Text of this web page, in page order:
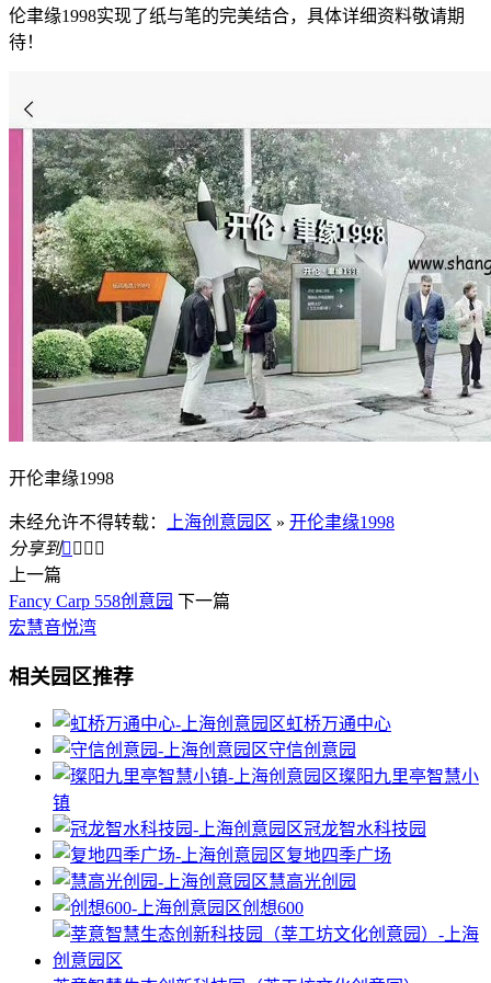
伦聿缘1998实现了纸与笔的完美结合，具体详细资料敬请期
待！
开伦聿缘1998
未经允许不得转载： 上海创意园区 » 开伦聿缘1998
分享到   
上一篇
Fancy Carp 558创意园 下一篇
宏慧音悦湾
相关园区推荐
虹桥万通中心
守信创意园
璨阳九里亭智慧小
镇
冠龙智水科技园
复地四季广场
慧高光创园
创想600